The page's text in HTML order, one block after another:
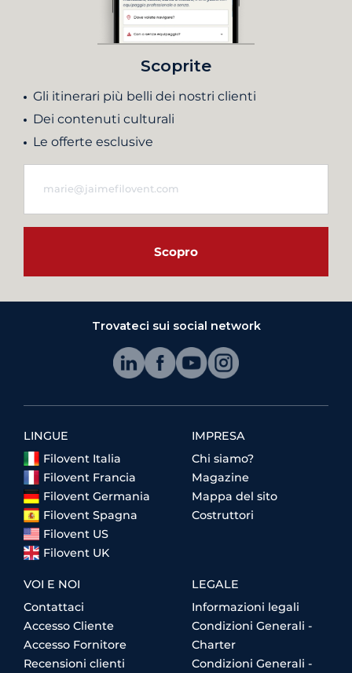
Scoprite
Gli itinerari più belli dei nostri clienti
Dei contenuti culturali
Le offerte esclusive
Scopro
Trovateci sui social network
LINGUE
Filovent Italia
Filovent Francia
Filovent Germania
Filovent Spagna
Filovent US
Filovent UK
IMPRESA
Chi siamo?
Magazine
Mappa del sito
Costruttori
VOI E NOI
Contattaci
Accesso Cliente
Accesso Fornitore
Recensioni clienti
LEGALE
Informazioni legali
Condizioni Generali -
Charter
Condizioni Generali -